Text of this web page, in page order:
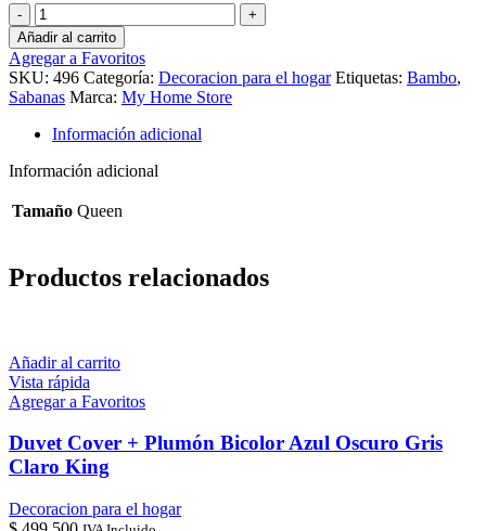
Juego
de
sábanas
de
Bambú
Ligth
Blue
230
Hilos
cantidad
Añadir al carrito
Agregar a Favoritos
SKU: 496 Categoría: Decoracion para el hogar Etiquetas: Bambo,
Sabanas Marca: My Home Store
Información adicional
Información adicional
Tamaño Queen
Productos relacionados
Añadir al carrito
Vista rápida
Agregar a Favoritos
Duvet Cover + Plumón Bicolor Azul Oscuro Gris
Claro King
Decoracion para el hogar